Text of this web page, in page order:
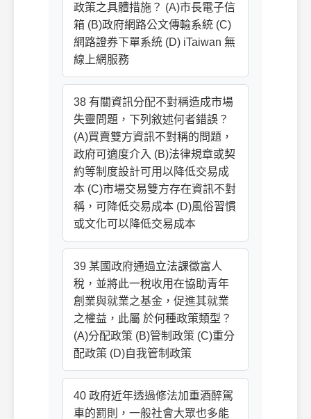
政策之具體措施？ (A)市長電子信
箱 (B)政府網路公文傳輸系統 (C)
網路證券下單系統 (D) iTaiwan 無
線上網服務
38 有關資訊分配不對稱造成市場
失靈問題，下列敘述何者錯誤？
(A)買賣雙方資訊不對稱的問題，
政府可適度介入 (B)法律規章或契
約等制度設計可用以降低交易成
本 (C)市場交易雙方存在資訊不對
稱，可降低交易成本 (D)風俗習慣
或文化可以降低交易成本
39 某國政府通過立法課徵富人
稅，並將此一稅收用在協助青年
創業與就業之基金，促進其就業
之權益，此屬 於何種政策類型？
(A)分配政策 (B)管制政策 (C)重分
配政策 (D)自我管制政策
40 政府近年透過修法加重酒醉駕
車的罰則，一般社會大眾也多能